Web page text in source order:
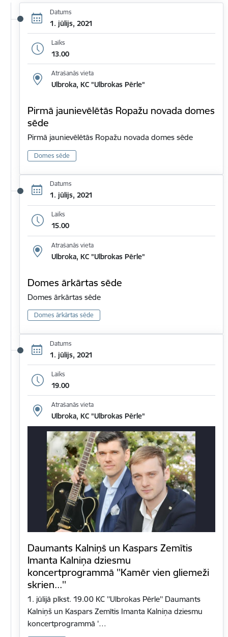
Datums
1. jūlijs, 2021
Laiks
13.00
Atrašanās vieta
Ulbroka, KC "Ulbrokas Pērle"
Pirmā jaunievēlētās Ropažu novada domes
sēde
Pirmā jaunievēlētās Ropažu novada domes sēde
Domes sēde
Datums
1. jūlijs, 2021
Laiks
15.00
Atrašanās vieta
Ulbroka, KC "Ulbrokas Pērle"
Domes ārkārtas sēde
Domes ārkārtas sēde
Domes ārkārtas sēde
Datums
1. jūlijs, 2021
Laiks
19.00
Atrašanās vieta
Ulbroka, KC "Ulbrokas Pērle"
Daumants Kalniņš un Kaspars Zemītis
Imanta Kalniņa dziesmu
koncertprogrammā ''Kamēr vien gliemeži
skrien...''
1. jūlijā plkst. 19.00 KC ''Ulbrokas Pērle'' Daumants
Kalniņš un Kaspars Zemītis Imanta Kalniņa dziesmu
koncertprogrammā '…